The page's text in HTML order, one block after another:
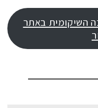
השיקומית באתר